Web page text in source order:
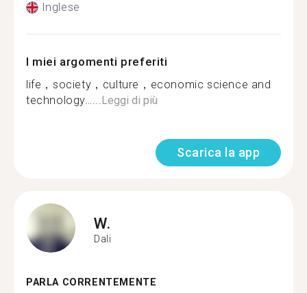
Inglese
I miei argomenti preferiti
life，society，culture，economic science and
technology…...Leggi di più
Scarica la app
W.
Dali
PARLA CORRENTEMENTE